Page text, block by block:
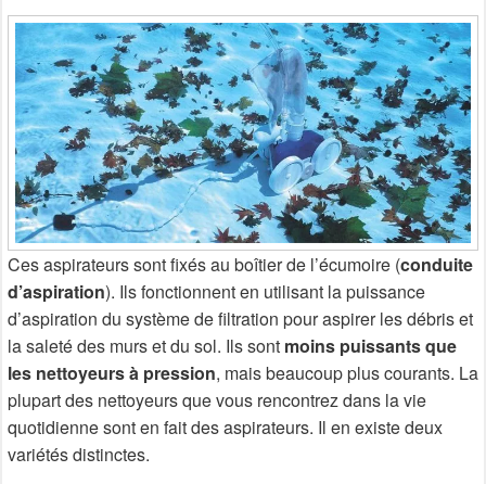
Ces aspirateurs sont fixés au boîtier de l’écumoire (conduite
d’aspiration). Ils fonctionnent en utilisant la puissance
d’aspiration du système de filtration pour aspirer les débris et
la saleté des murs et du sol. Ils sont moins puissants que
les nettoyeurs à pression, mais beaucoup plus courants. La
plupart des nettoyeurs que vous rencontrez dans la vie
quotidienne sont en fait des aspirateurs. Il en existe deux
variétés distinctes.